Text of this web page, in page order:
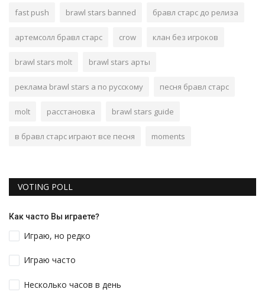
fast push brawl stars banned бравл старс до релиза
артемсолл бравл старс crow клан без игроков
brawl stars molt brawl stars арты
реклама brawl stars а по русскому песня бравл старс
molt расстановка brawl stars guide
в бравл старс играют все песня moments
VOTING POLL
Как часто Вы играете?
Играю, но редко
Играю часто
Несколько часов в день